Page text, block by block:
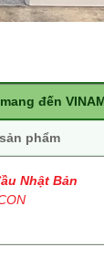
đến
phẩm
Nhật Bản